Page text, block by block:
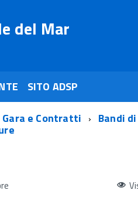
del Mar
SITO ADSP
Gara e Contratti Bandi